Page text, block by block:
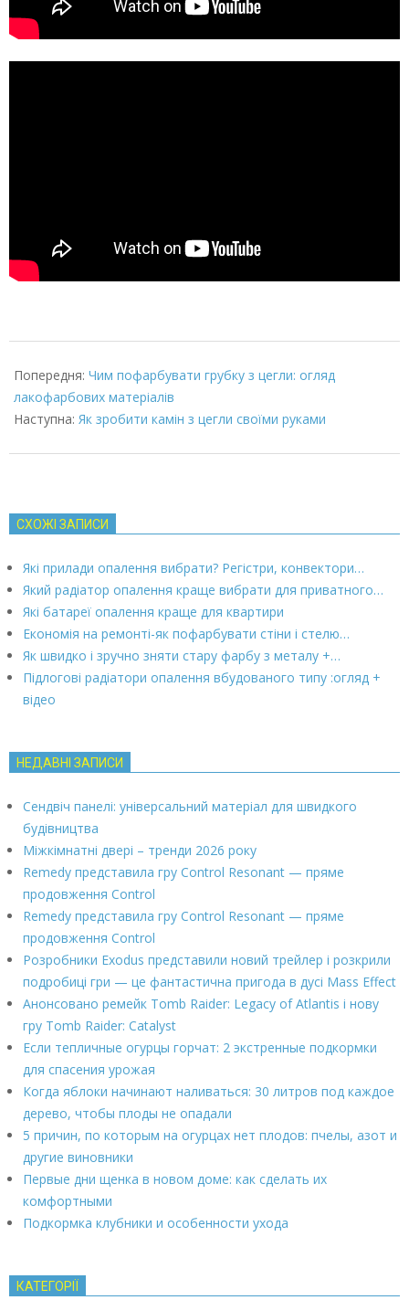
03-
08
Попередня: Чим пофарбувати грубку з цегли: огляд
лакофарбових матеріалів
Наступна: Як зробити камін з цегли своїми руками
СХОЖІ ЗАПИСИ
Які прилади опалення вибрати? Регістри, конвектори…
Який радіатор опалення краще вибрати для приватного…
Які батареї опалення краще для квартири
Економія на ремонті-як пофарбувати стіни і стелю…
Як швидко і зручно зняти стару фарбу з металу +…
Підлогові радіатори опалення вбудованого типу :огляд +
відео
НЕДАВНІ ЗАПИСИ
Сендвіч панелі: універсальний матеріал для швидкого
будівництва
Міжкімнатні двері – тренди 2026 року
Remedy представила гру Control Resonant — пряме
продовження Control
Remedy представила гру Control Resonant — пряме
продовження Control
Розробники Exodus представили новий трейлер і розкрили
подробиці гри — це фантастична пригода в дусі Mass Effect
Анонсовано ремейк Tomb Raider: Legacy of Atlantis і нову
гру Tomb Raider: Catalyst
Если тепличные огурцы горчат: 2 экстренные подкормки
для спасения урожая
Когда яблоки начинают наливаться: 30 литров под каждое
дерево, чтобы плоды не опадали
5 причин, по которым на огурцах нет плодов: пчелы, азот и
другие виновники
Первые дни щенка в новом доме: как сделать их
комфортными
Подкормка клубники и особенности ухода
КАТЕГОРІЇ